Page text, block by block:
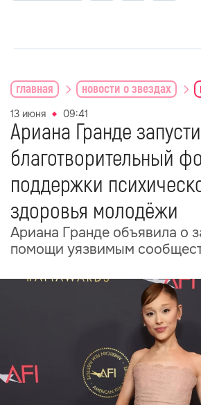
главная новости о звездах
13 июня 09:41
Ариана Гранде
благотворительный
поддержки
здоровья молодёжи
Ариана Гранде объявила о
помощи уязвимым